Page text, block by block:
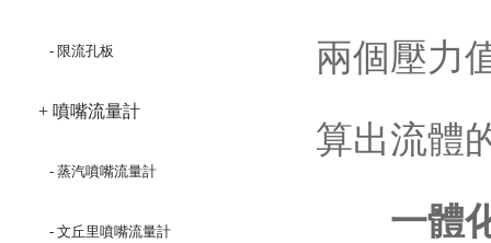
- 限流孔板
+ 噴嘴流量計
- 蒸汽噴嘴流量計
- 文丘里噴嘴流量計
兩個壓力
算出流體
一體